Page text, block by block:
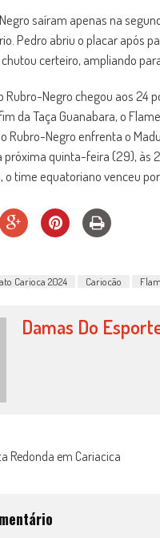
saíram apenas na
Pedro abriu o placar após
certeiro, ampliando
Rubro-Negro chegou aos 24
da Taça Guanabara, o
Rubro-Negro enfrenta o
próxima quinta-feira (29), às
o time equatoriano venceu por
Carioca 2024 Cariocão
Damas Do
Redonda em Cariacica